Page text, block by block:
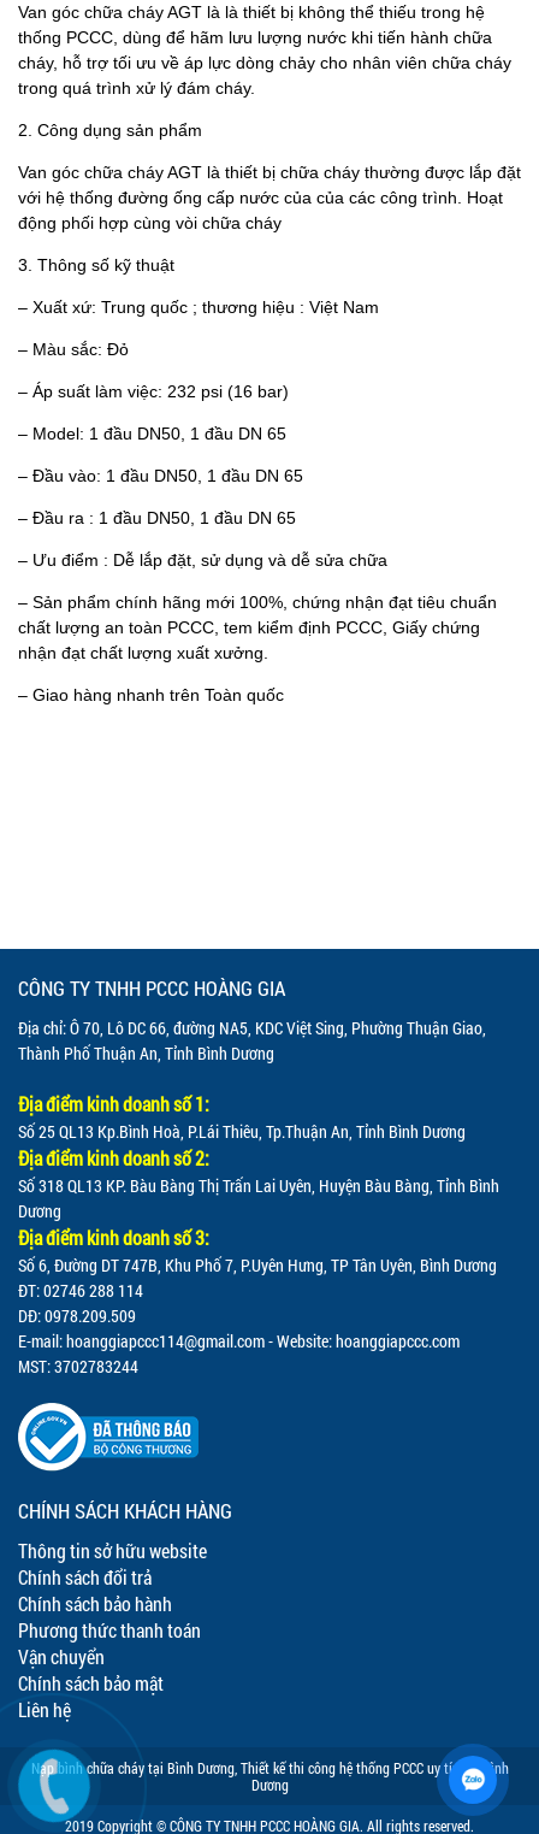
Van góc chữa cháy AGT là là thiết bị không thể thiếu trong hệ
thống PCCC, dùng để hãm lưu lượng nước khi tiến hành chữa
cháy, hỗ trợ tối ưu về áp lực dòng chảy cho nhân viên chữa cháy
trong quá trình xử lý đám cháy.
2. Công dụng sản phẩm
Van góc chữa cháy AGT là thiết bị chữa cháy thường được lắp đặt
với hệ thống đường ống cấp nước của của các công trình. Hoạt
động phối hợp cùng vòi chữa cháy
3. Thông số kỹ thuật
– Xuất xứ: Trung quốc ; thương hiệu : Việt Nam
– Màu sắc: Đỏ
– Áp suất làm việc: 232 psi (16 bar)
– Model: 1 đầu DN50, 1 đầu DN 65
– Đầu vào: 1 đầu DN50, 1 đầu DN 65
– Đầu ra : 1 đầu DN50, 1 đầu DN 65
– Ưu điểm : Dễ lắp đặt, sử dụng và dễ sửa chữa
– Sản phẩm chính hãng mới 100%, chứng nhận đạt tiêu chuẩn
chất lượng an toàn PCCC, tem kiểm định PCCC, Giấy chứng
nhận đạt chất lượng xuất xưởng.
– Giao hàng nhanh trên Toàn quốc
CÔNG TY TNHH PCCC HOÀNG GIA
Địa chỉ: Ô 70, Lô DC 66, đường NA5, KDC Việt Sing, Phường Thuận Giao,
Thành Phố Thuận An, Tỉnh Bình Dương
Địa điểm kinh doanh số 1:
Số 25 QL13 Kp.Bình Hoà, P.Lái Thiêu, Tp.Thuận An, Tỉnh Bình Dương
Địa điểm kinh doanh số 2:
Số 318 QL13 KP. Bàu Bàng Thị Trấn Lai Uyên, Huyện Bàu Bàng, Tỉnh Bình
Dương
Địa điểm kinh doanh số 3:
Số 6, Đường DT 747B, Khu Phố 7, P.Uyên Hưng, TP Tân Uyên, Bình Dương
ĐT: 02746 288 114
DĐ: 0978.209.509
E-mail:hoanggiapccc114@gmail.com- Website: hoanggiapccc.com
MST: 3702783244
CHÍNH SÁCH KHÁCH HÀNG
Thông tin sở hữu website
Chính sách đổi trả
Chính sách bảo hành
Phương thức thanh toán
Vận chuyển
Chính sách bảo mật
Liên hệ
Nạp bình chữa cháy tại Bình Dương, Thiết kế thi công hệ thống PCCC uy tín tại Bình
Dương
2019 Copyright © CÔNG TY TNHH PCCC HOÀNG GIA. All rights reserved.